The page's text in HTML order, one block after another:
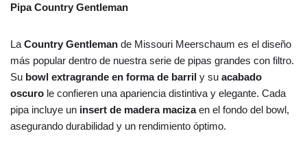
Pipa Country Gentleman
La Country Gentleman de Missouri Meerschaum es el diseño
más popular dentro de nuestra serie de pipas grandes con filtro.
Su bowl extragrande en forma de barril y su acabado
oscuro le confieren una apariencia distintiva y elegante. Cada
pipa incluye un insert de madera macizaen el fondo del bowl,
asegurando durabilidad y un rendimiento óptimo.